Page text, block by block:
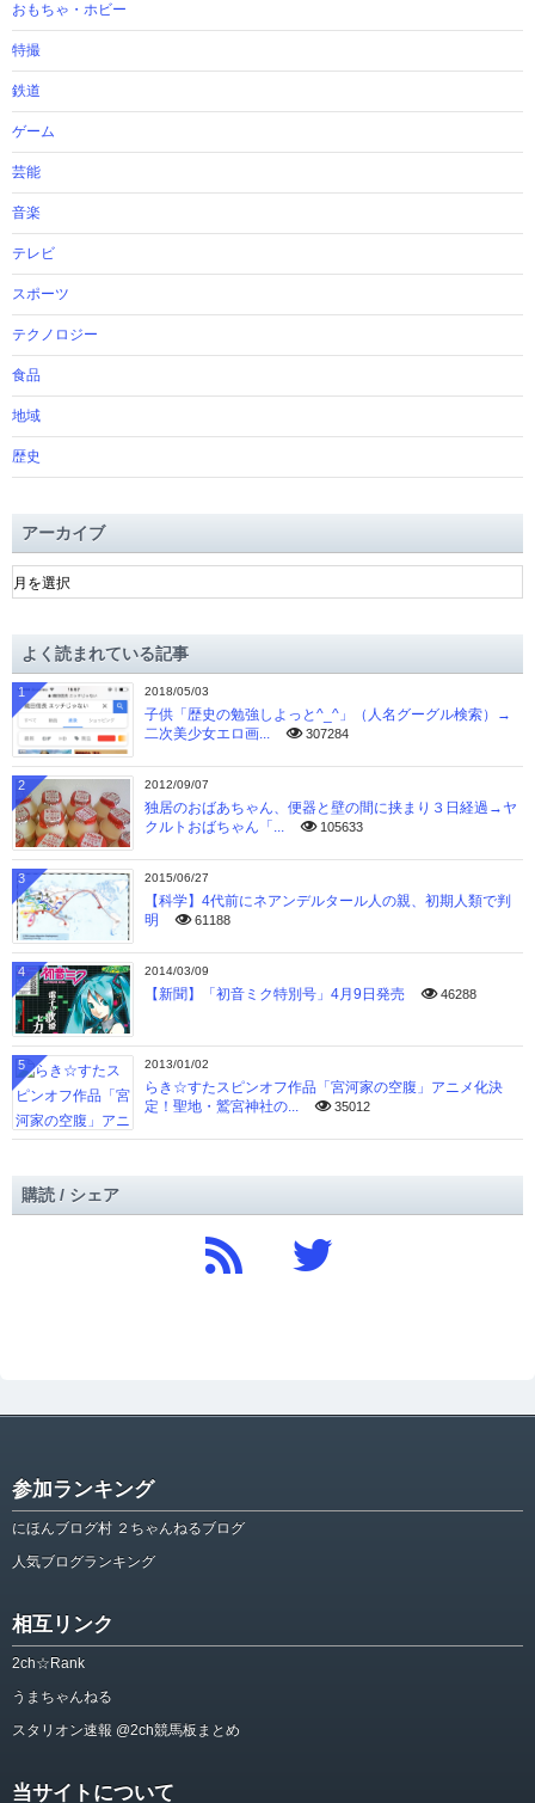
おもちゃ・ホビー
特撮
鉄道
ゲーム
芸能
音楽
テレビ
スポーツ
テクノロジー
食品
地域
歴史
アーカイブ
ア
ー
ブよく読まれている記事
2018/05/03
子供「歴史の勉強しよっと^_^」（人名グーグル検索）→
二次美少女エロ画...
307284
1
2012/09/07
独居のおばあちゃん、便器と壁の間に挟まり３日経過→ヤ
クルトおばちゃん「...
105633
2
2015/06/27
【科学】4代前にネアンデルタール人の親、初期人類で判
明
61188
3
2014/03/09
【新聞】「初音ミク特別号」4月9日発売 46288
4
2013/01/02
らき☆すたスピンオフ作品「宮河家の空腹」アニメ化決
定！聖地・鷲宮神社の...
35012
5
購読 / シェア
参加ランキング
にほんブログ村 ２ちゃんねるブログ
人気ブログランキング
相互リンク
2ch☆Rank
うまちゃんねる
スタリオン速報 @2ch競馬板まとめ
当サイトについて